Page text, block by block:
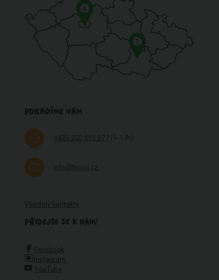
1
4
PORADÍME VÁM
+420 220 555 077 (9-17h)
info@biooo.cz
Všechny kontakty
PŘIDEJTE SE K NÁM!
Facebook
Instagram
YouTube